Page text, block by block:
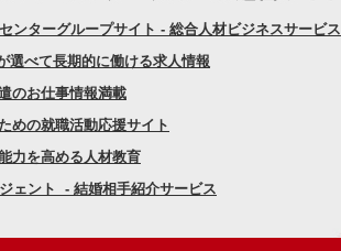
ンターグループサイト - 総合人材ビジネスサービス
選べて長期的に働ける求人情報
のお仕事情報満載
めの就職活動応援サイト
力を高める人材教育
ェント - 結婚相手紹介サービス